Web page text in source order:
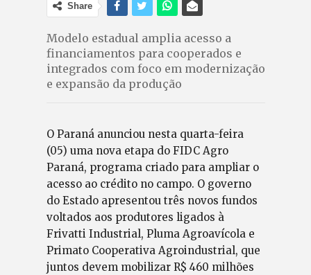
Share
Modelo estadual amplia acesso a
financiamentos para cooperados e
integrados com foco em modernização
e expansão da produção
O Paraná anunciou nesta quarta-feira
(05) uma nova etapa do FIDC Agro
Paraná, programa criado para ampliar o
acesso ao crédito no campo. O governo
do Estado apresentou três novos fundos
voltados aos produtores ligados à
Frivatti Industrial, Pluma Agroavícola e
Primato Cooperativa Agroindustrial, que
juntos devem mobilizar R$ 460 milhões